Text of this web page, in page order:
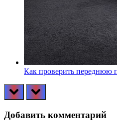
Как проверить переднюю
prev next
Добавить комментарий